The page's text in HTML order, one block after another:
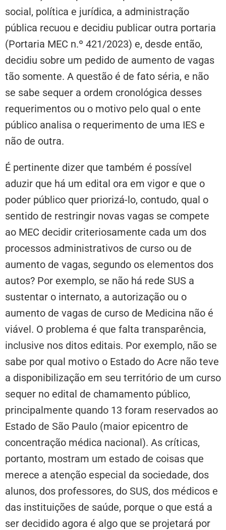
social, política e jurídica, a administração
pública recuou e decidiu publicar outra portaria
(Portaria MEC n.º 421/2023) e, desde então,
decidiu sobre um pedido de aumento de vagas
tão somente. A questão é de fato séria, e não
se sabe sequer a ordem cronológica desses
requerimentos ou o motivo pelo qual o ente
público analisa o requerimento de uma IES e
não de outra.
É pertinente dizer que também é possível
aduzir que há um edital ora em vigor e que o
poder público quer priorizá-lo, contudo, qual o
sentido de restringir novas vagas se compete
ao MEC decidir criteriosamente cada um dos
processos administrativos de curso ou de
aumento de vagas, segundo os elementos dos
autos? Por exemplo, se não há rede SUS a
sustentar o internato, a autorização ou o
aumento de vagas de curso de Medicina não é
viável. O problema é que falta transparência,
inclusive nos ditos editais. Por exemplo, não se
sabe por qual motivo o Estado do Acre não teve
a disponibilização em seu território de um curso
sequer no edital de chamamento público,
principalmente quando 13 foram reservados ao
Estado de São Paulo (maior epicentro de
concentração médica nacional). As críticas,
portanto, mostram um estado de coisas que
merece a atenção especial da sociedade, dos
alunos, dos professores, do SUS, dos médicos e
das instituições de saúde, porque o que está a
ser decidido agora é algo que se projetará por